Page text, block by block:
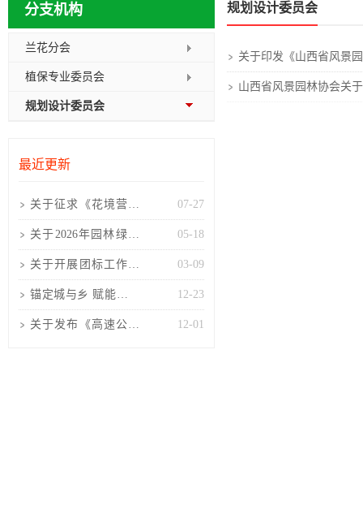
分支机构
兰花分会
植保专业委员会
规划设计委员会
最近更新
关于征求《花境营造
技术规程(征求意见
稿)》
07-27
关于2026年园林绿化
工程项目负责人考核
培训
05-18
关于开展团标工作的
通知
03-09
锚定城与乡 赋能景与
人 山西风景园林协会
12-23
关于发布《高速公路 12-01
规划设计委员会
关于印发《山西省风景
山西省风景园林协会关